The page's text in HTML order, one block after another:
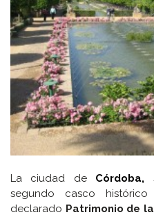
La ciudad de Córdoba,
segundo casco
declarado Patrimonio de